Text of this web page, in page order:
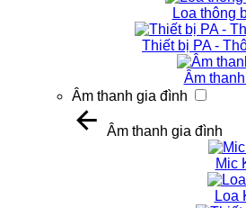
Loa thông
Thiết bị PA -
Âm
Âm thanh gia đình
Âm thanh gia đình
Mic
Loa